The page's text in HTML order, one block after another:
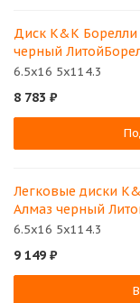
Диск K&K Борелли
черный
6.5x16 5x114.3
8 783 ₽
Легковые диски
Алмаз черный
6.5x16 5x114.3
9 149 ₽